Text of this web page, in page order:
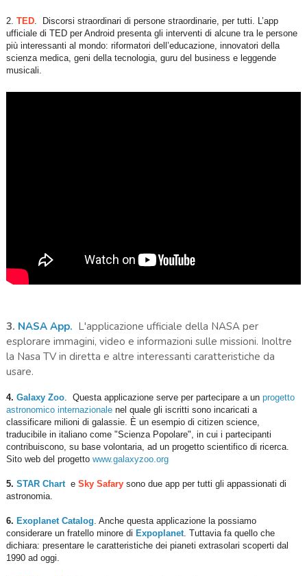
2. TED. Discorsi straordinari di persone straordinarie, per tutti. L’app
ufficiale di TED per Android presenta gli interventi di alcune tra le persone
più interessanti al mondo: riformatori dell’educazione, innovatori della
scienza medica, geni della tecnologia, guru del business e leggende
musicali.
3. NASA App. L'applicazione ufficiale della NASA per
esplorare immagini, video e informazioni sulle missioni. Inoltre
la Nasa TV in diretta e altre interessanti caratteristiche da
usare.
4. Galaxy Zoo. Questa applicazione serve per partecipare a un progetto
astronomico internazionale nel quale gli iscritti sono incaricati a
classificare milioni di galassie. È un esempio di citizen science,
traducibile in italiano come "Scienza Popolare", in cui i partecipanti
contribuiscono, su base volontaria, ad un progetto scientifico di ricerca.
Sito web del progetto www.galaxyzoo.org
5. STAR Chart e Sky Safary sono due app per tutti gli appassionati di
astronomia.
6. Exoplanet Catalog . Anche questa applicazione la possiamo
considerare un fratello minore di Expoplanet. Tuttavia fa quello che
dichiara: presentare le caratteristiche dei pianeti extrasolari scoperti dal
1990 ad oggi.